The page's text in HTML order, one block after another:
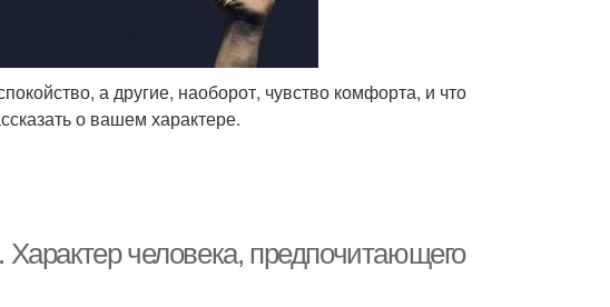
а другие, наоборот, чувство комфорта, и что
о вашем характере.
человека, предпочитающего